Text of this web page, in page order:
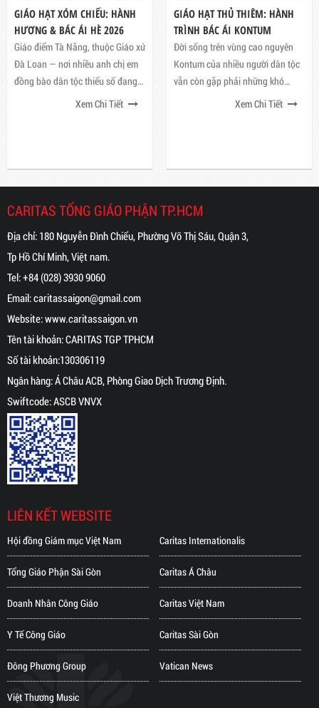
GIÁO HẠT XÓM CHIẾU: HÀNH
HƯƠNG & BÁC ÁI HÈ 2026
Giáo điểm Tà Năng, thuộc Giáo xứ
Đà Loan — nơi nhiều anh chị em
đồng bào dân tộc thiểu số đang
phải đối diện với những khó khăn
Xem Chi Tiết
GIÁO HẠT THỦ THIÊM: HÀNH
TRÌNH BÁC ÁI KONTUM
Đời sống trên vùng cao nguyên
Kontum của nhiều người dân tộc
vẫn còn gặp phải những khó
khăn và thiếu thốn, vì vậy, sứ
Xem Chi Tiết
CARITAS TỔNG GIÁO PHẬN TP.HCM
Địa chỉ: 180 Nguyễn Đình Chiểu, Phường Võ Thị Sáu, Quận 3,
Tp Hồ Chí Minh, Việt nam.
Tel:+84 (028) 3930 9060
Email:caritassaigon@gmail.com
Website:www.caritassaigon.vn
Tên tài khoản: CARITAS TGP TPHCM
Số tài khoản:130306119
Ngân hàng: Á Châu ACB, Phòng Giao Dịch Trương Định.
Swiftcode: ASCB VNVX
LIÊN KẾT WEBSITE
Hội đồng Giám mục Việt Nam
Tổng Giáo Phận Sài Gòn
Doanh Nhân Công Giáo
Y Tế Công Giáo
Đông Phương Group
Việt Thương Music
Caritas Internationalis
Caritas Á Châu
Caritas Việt Nam
Caritas Sài Gòn
Vatican News